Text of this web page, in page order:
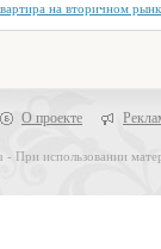
на вторичном
О проекте
При использовании